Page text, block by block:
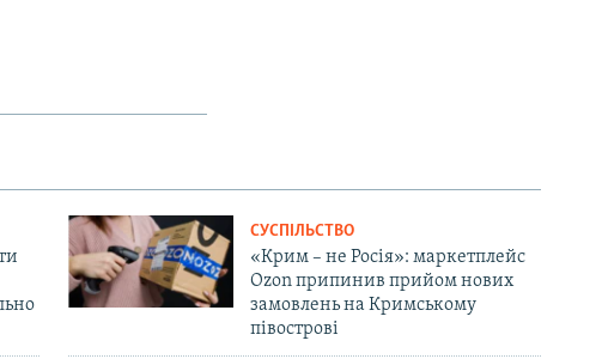
СУСПІЛЬСТВО
«Крим – не Росія»: маркетплейс
Ozon припинив прийом нових
замовлень на Кримському
півострові